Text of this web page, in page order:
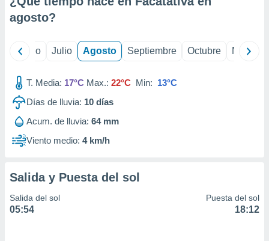
e
publicidad
publicidad
de
agosto?
Junio Julio Agosto Septiembre Octubre
T. Media: 17°C Max.: 22°C Min: 13°C
Días de lluvia: 10 días
Acum. de lluvia: 64 mm
Viento medio: 4 km/h
Salida y Puesta del sol
Salida del sol
05:54
Puesta del sol
18:12